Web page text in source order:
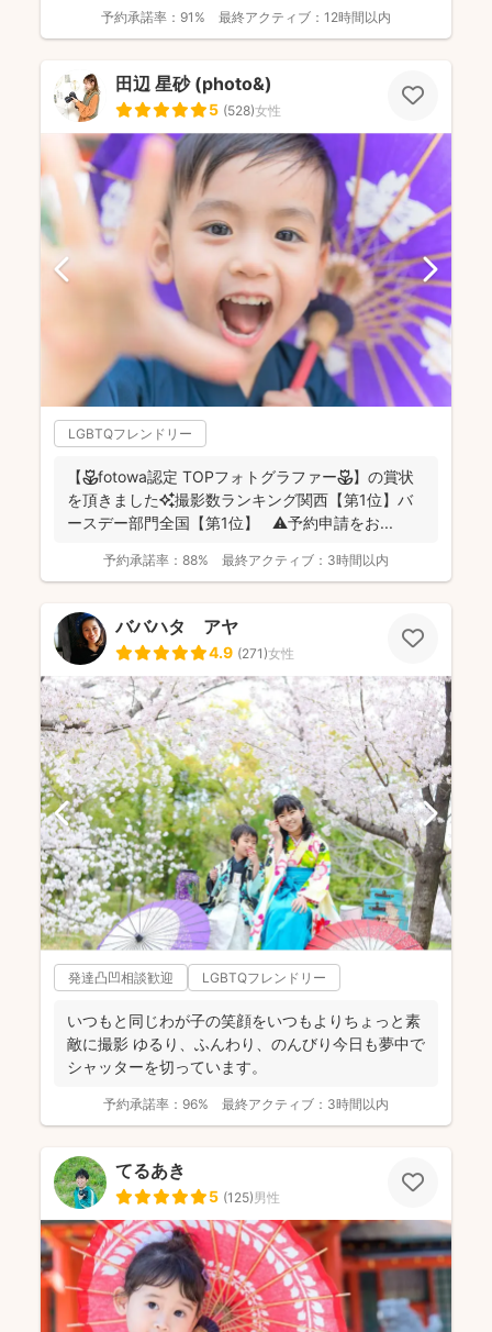
予約承諾率： 91% 最終アクティブ： 12時間以内
田辺 星砂 (photo&)
5 (528)女性
LGBTQフレンドリー
【🌷fotowa認定 TOPフォトグラファー🌷】の賞状
を頂きました✨撮影数ランキング関西【第1位】バ
ースデー部門全国【第1位】 ⚠️予約申請をお...
予約承諾率： 88% 最終アクティブ： 3時間以内
ババハタ アヤ
4.9 (271)女性
発達凸凹相談歓迎 LGBTQフレンドリー
いつもと同じわが子の笑顔をいつもよりちょっと素
敵に撮影 ゆるり、ふんわり、のんびり今日も夢中で
シャッターを切っています。
予約承諾率： 96% 最終アクティブ： 3時間以内
てるあき
5 (125)男性